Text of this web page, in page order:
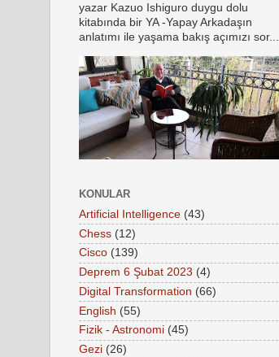
yazar Kazuo Ishiguro duygu dolu
kitabında bir YA -Yapay Arkadaşın
anlatımı ile yaşama bakış açımızı sor...
KONULAR
Artificial Intelligence (43)
Chess (12)
Cisco (139)
Deprem 6 Şubat 2023 (4)
Digital Transformation (66)
English (55)
Fizik - Astronomi (45)
Gezi (26)